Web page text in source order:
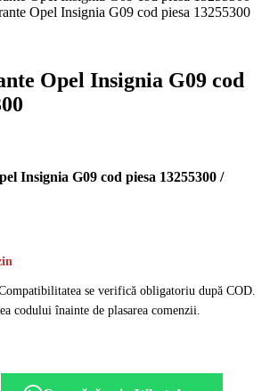
Opel Insignia G09 cod
Insignia G09 cod piesa 13255300 /
se verifică obligatoriu după COD.
codului înainte de plasarea comenzii.